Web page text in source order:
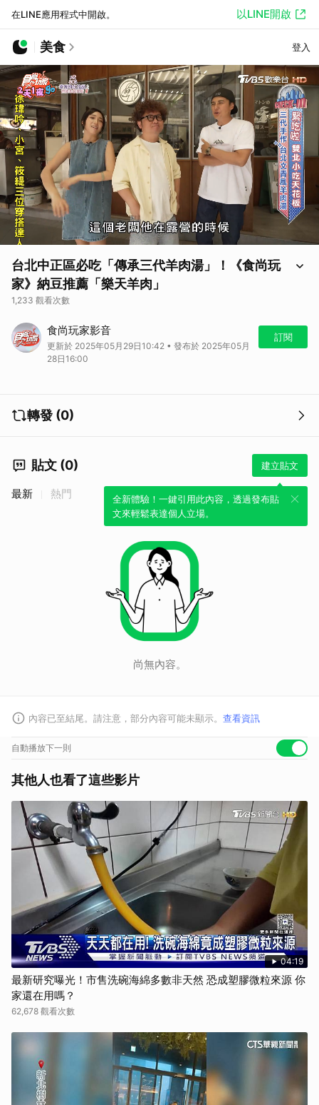
在LINE應用程式中開啟。 以LINE開啟
美食 登入
台北中正區必吃「傳承三代羊肉湯」！《食尚玩
家》納豆推薦「樂天羊肉」
1,233 觀看次數
樂天羊肉
地址：台北市
電話：0958572101
時間：週一至週六11：30～21：00（週日休）
食尚玩家影音
更新於 2025年05月29日10:42 • 發布於 2025年05月
28日16:00
訂閱
轉發 (0)
貼文 (0) 建立貼文
全新體驗！一鍵引用此內容，透過發布貼
文來輕鬆表達個人立場。
最新 熱門
尚無內容。
內容已至結尾。請注意，部分內容可能未顯示。 查看資訊
自動播放下一則
其他人也看了這些影片
04:19
最新研究曝光！市售洗碗海綿多數非天然 恐成塑膠微粒來源 你
家還在用嗎？
62,678 觀看次數